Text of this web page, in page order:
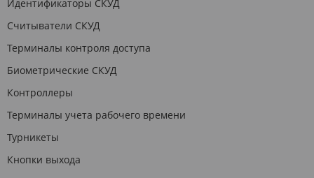
Идентификаторы СКУД
Считыватели СКУД
Терминалы контроля доступа
Биометрические СКУД
Контроллеры
Терминалы учета рабочего времени
Турникеты
Кнопки выхода